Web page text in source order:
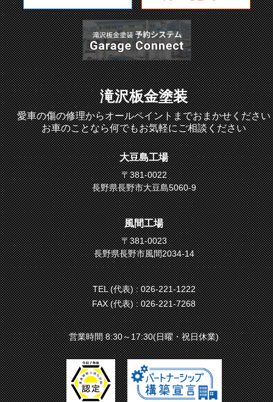
滝沢板金塗装
愛車の傷の修理からオールペイントまでおまかせください
お車のことなら何でもお気軽にご相談ください
大豆島工場
〒381-0022
長野県長野市大豆島5060-9
風間工場
〒381-0023
長野県長野市風間2034-14
TEL (代表) :026-221-1222
FAX (代表) : 026-221-7268
営業時間 8:30～17:30(日曜・祝日休業)